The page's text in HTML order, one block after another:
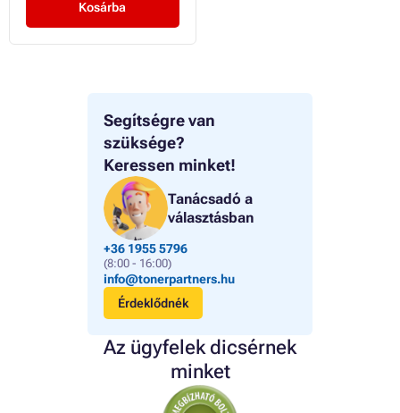
Segítségre van
szüksége?
Keressen minket!
Tanácsadó a
választásban
+36 1955 5796
(8:00 - 16:00)
info@tonerpartners.hu
Érdeklődnék
Az ügyfelek dicsérnek
minket
Kosárba